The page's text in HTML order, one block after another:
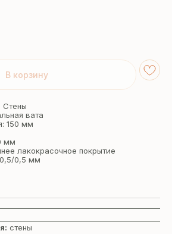
В корзину
Стены
вата
150 мм
мм
лакокрасочное покрытие
0,5 мм
стены